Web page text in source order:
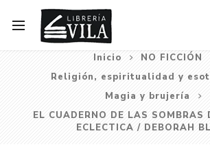
Inicio
NO FICCIÓN
Religión, espiritualidad y
Magia y brujería
EL CUADERNO DE LAS SOMBRAS
ECLECTICA / DEBORAH